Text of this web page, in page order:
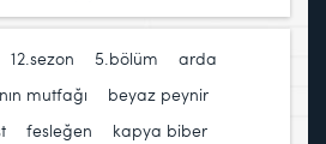
12.sezon 5.bölüm
arda
mutfağı beyaz peynir
fesleğen kapya biber